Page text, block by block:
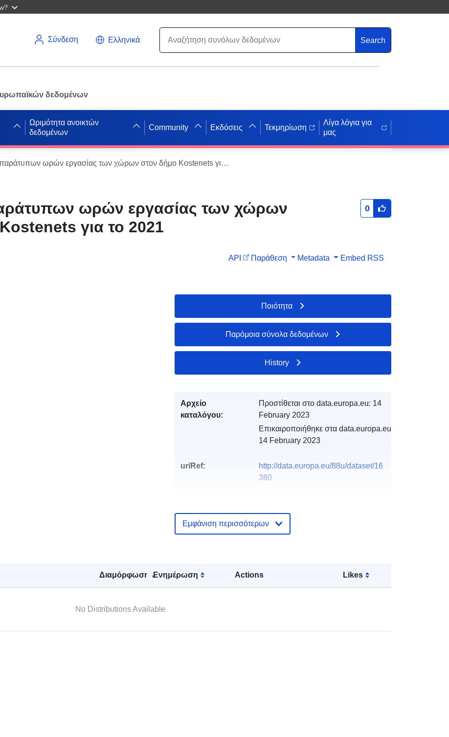
Σύνδεση Ελληνικά Search
δεδομένων
Ωριμότητα ανοικτών
δεδομένων
Community Εκδόσεις Τεκμηρίωση
Λίγα λόγια για
μας
Μητρώο παράτυπων ωρών εργασίας των χώρων στον δήμο Kostenets για το 2021
ωρών εργασίας των χώρων
για το 2021
0
API Παράθεση Metadata Embed RSS
Διαμόρφωση Ενημέρωση Actions Likes
No Distributions Available
Ποιότητα
Παρόμοια σύνολα δεδομένων
History
Αρχείο
καταλόγου:
Προστίθεται στο data.europa.eu: 14
February 2023
Επικαιροποιήθηκε στα data.europa.eu:
14 February 2023
uriRef:
http://data.europa.eu/88u/dataset/16
380
Εμφάνιση περισσότερων